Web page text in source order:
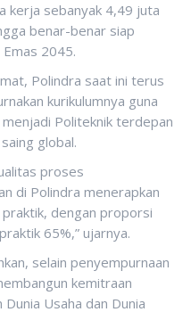
kerja sebanyak 4,49 juta
benar-benar siap
2045.
Polindra saat ini terus
kurikulumnya guna
Politeknik terdepan
global.
proses
di Polindra menerapkan
dengan proporsi
65%,” ujarnya.
selain penyempurnaan
kemitraan
Usaha dan Dunia